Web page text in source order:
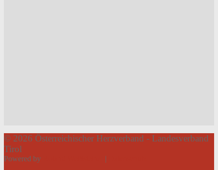
© 2026 Österreichischer Herzverband - Landesverband
Tirol
Powered by |